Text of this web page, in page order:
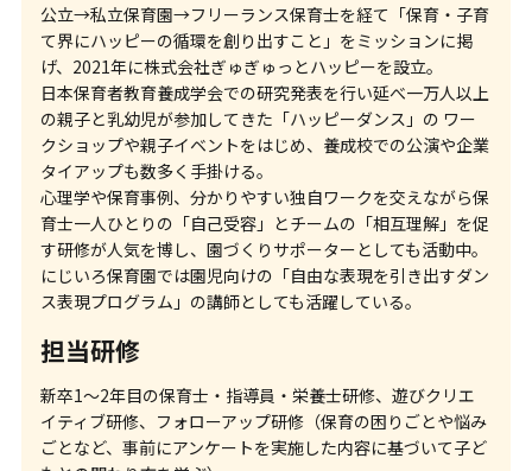
公立→私立保育園→フリーランス保育士を経て「保育・子育
て界にハッピーの循環を創り出すこと」をミッションに掲
げ、2021年に株式会社ぎゅぎゅっとハッピーを設立。
日本保育者教育養成学会での研究発表を行い延べ一万人以上
の親子と乳幼児が参加してきた「ハッピーダンス」の ワー
クショップや親子イベントをはじめ、養成校での公演や企業
タイアップも数多く手掛ける。
心理学や保育事例、分かりやすい独自ワークを交えながら保
育士一人ひとりの「自己受容」とチームの「相互理解」を促
す研修が人気を博し、園づくりサポーターとしても活動中。
にじいろ保育園では園児向けの「自由な表現を引き出すダン
ス表現プログラム」の講師としても活躍している。
担当研修
新卒1～2年目の保育士・指導員・栄養士研修、遊びクリエ
イティブ研修、フォローアップ研修（保育の困りごとや悩み
ごとなど、事前にアンケートを実施した内容に基づいて子ど